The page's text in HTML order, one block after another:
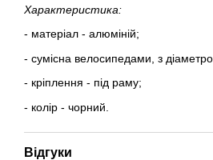
Характеристика:
- матеріал - алюміній;
- сумісна велосипедами, з
- кріплення - під раму;
- колір - чорний.
Відгуки